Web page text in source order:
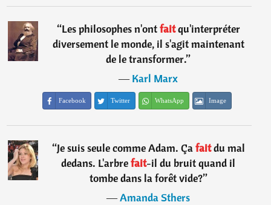
“Les philosophes n'ontfaitqu'interpréter
diversement le monde, il s'agit maintenant
de le transformer.”
―Karl Marx
Facebook Twitter WhatsApp Image
“Je suis seule comme Adam. Çafaitdu mal
dedans. L'arbrefait-il du bruit quand il
tombe dans la forêt vide?”
―Amanda Sthers